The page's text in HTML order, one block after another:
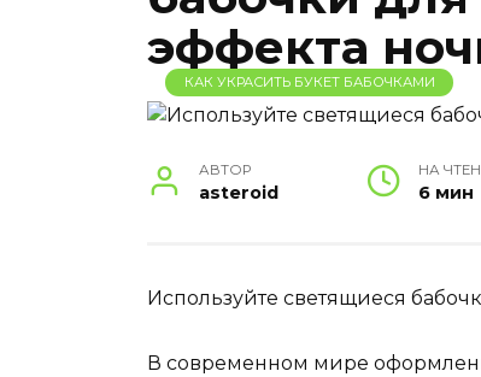
эффекта
КАК УКРАСИТЬ БУКЕТ БАБОЧКАМИ
АВТОР
asteroid
НА
6 мин
Используйте светящиеся
В современном мире